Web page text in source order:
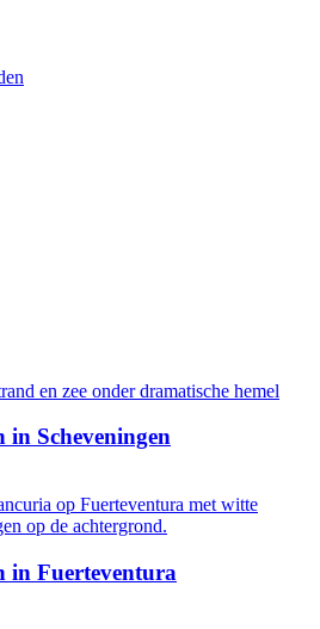
in Scheveningen
in Fuerteventura